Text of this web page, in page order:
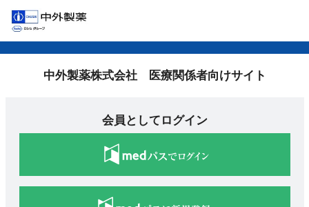
中外製薬株式会社 医療関係者向けサイト
会員としてログイン